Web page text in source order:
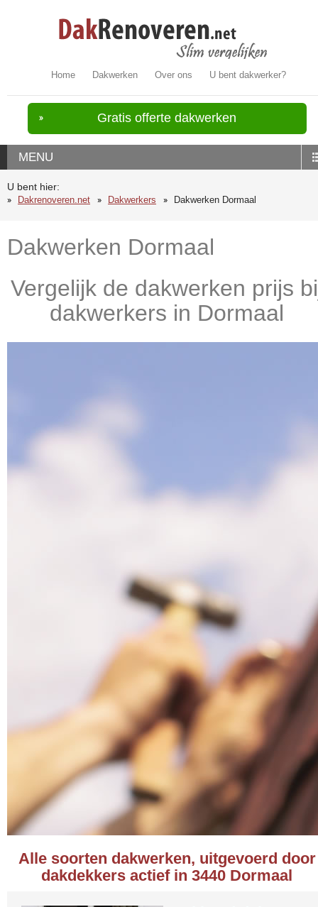
Home Dakwerken Over ons U bent dakwerker?
Gratis offerte dakwerken
MENU
U bent hier:
Dakrenoveren.net
Dakwerkers Dakwerken Dormaal
Dakwerken Dormaal
Vergelijk de dakwerken prijs
dakwerkers in Dormaal
Alle soorten dakwerken, uitgevoerd door
dakdekkers actief in 3440 Dormaal